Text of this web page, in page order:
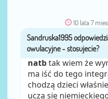
10 lata 7
przez
natbtak wiem że
ma iść do tego
chodzą dzieci
uczą się